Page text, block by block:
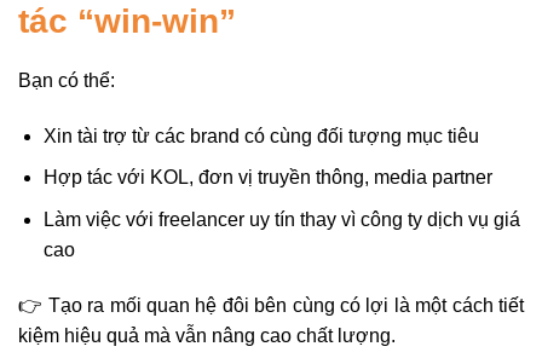
tác “win-win”
Bạn có thể:
Xin tài trợ từ các brand có cùng đối tượng mục tiêu
Hợp tác với KOL, đơn vị truyền thông, media partner
Làm việc với freelancer uy tín thay vì công ty dịch vụ giá
cao
👉 Tạo ra mối quan hệ đôi bên cùng có lợi là một cách tiết
kiệm hiệu quả mà vẫn nâng cao chất lượng.